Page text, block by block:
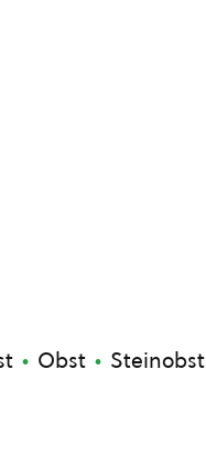
Obst Steinobst